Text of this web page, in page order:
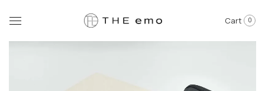
Cart 0